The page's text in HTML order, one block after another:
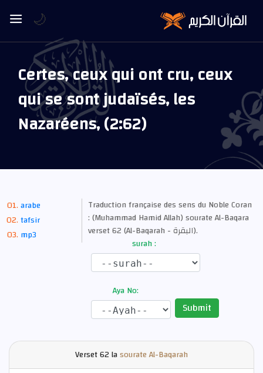
Certes, ceux qui ont cru, ceux
qui se sont judaïsés, les
Nazaréens, (2:62)
arabe
tafsir
mp3
Traduction française des sens du Noble Coran
: (Muhammad Hamid Allah) sourate Al-Baqara
verset 62 (Al-Baqarah - البقرة).
surah :
Aya No:
Submit
Verset62 lasourate Al-Baqarah
🌙